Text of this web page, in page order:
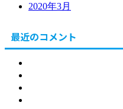
2020年3月
最近のコメント